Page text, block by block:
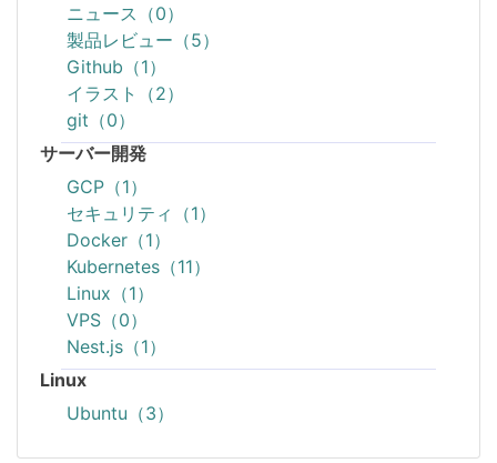
ニュース（0）
製品レビュー（5）
Github（1）
イラスト（2）
git（0）
サーバー開発
GCP（1）
セキュリティ（1）
Docker（1）
Kubernetes（11）
Linux（1）
VPS（0）
Nest.js（1）
Linux
Ubuntu（3）